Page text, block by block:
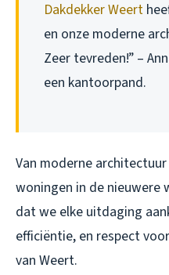
Dakdekker Weert
en onze moderne
Zeer tevreden!” –
een kantoorpand.
Van moderne
woningen in de nieuwere
dat we elke uitdaging
efficiëntie, en respect
van Weert.